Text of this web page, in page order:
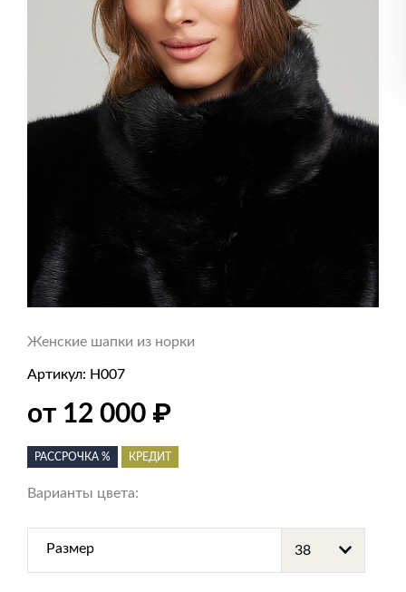
Женские шапки из норки
Артикул: Н007
от 12 000 ₽
РАССРОЧКА % КРЕДИТ
Варианты цвета:
Размер